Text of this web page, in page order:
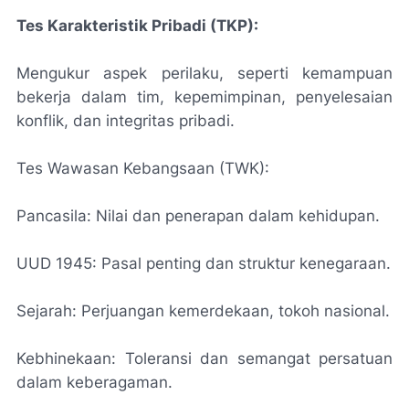
Tes Karakteristik Pribadi (TKP):
Mengukur aspek perilaku, seperti kemampuan
bekerja dalam tim, kepemimpinan, penyelesaian
konflik, dan integritas pribadi.
Tes Wawasan Kebangsaan (TWK):
Pancasila: Nilai dan penerapan dalam kehidupan.
UUD 1945: Pasal penting dan struktur kenegaraan.
Sejarah: Perjuangan kemerdekaan, tokoh nasional.
Kebhinekaan: Toleransi dan semangat persatuan
dalam keberagaman.